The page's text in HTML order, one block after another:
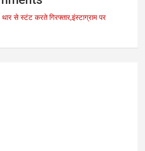
से स्टंट करते गिरफ्तार,इंस्टाग्राम पर